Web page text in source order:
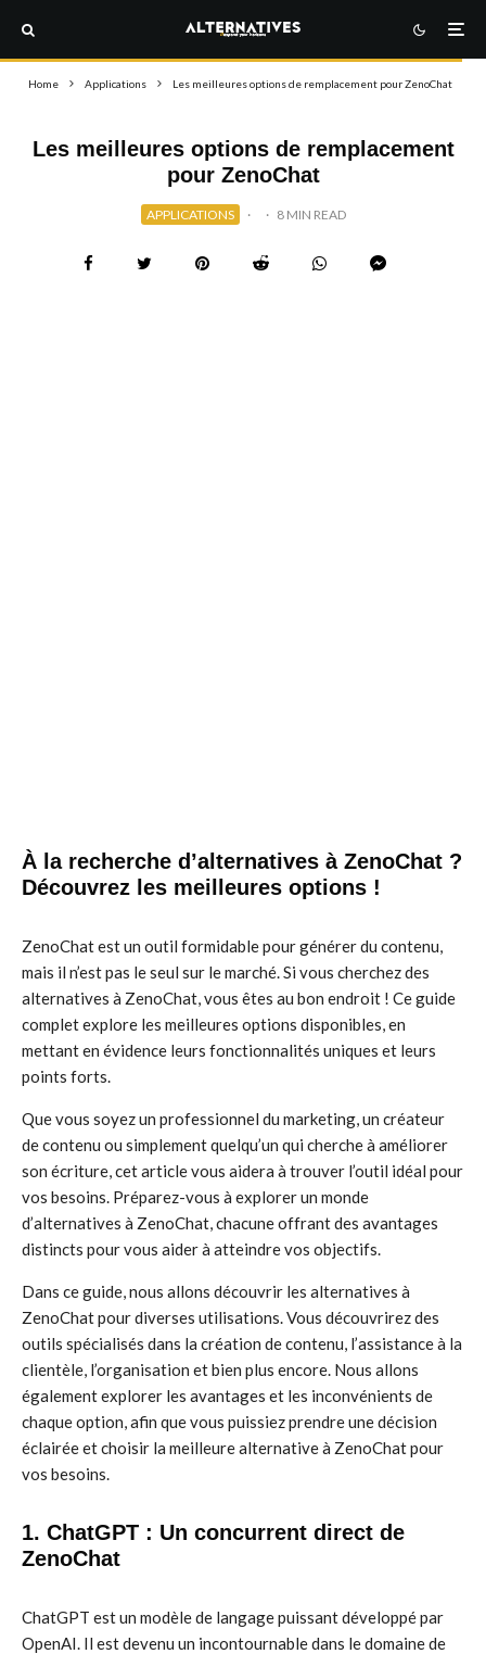
Home Applications Les meilleures options de remplacement pour ZenoChat
Les meilleures options de remplacement
pour ZenoChat
APPLICATIONS · · 8 MIN READ
À la recherche d’alternatives à ZenoChat ?
Découvrez les meilleures options !
ZenoChat est un outil formidable pour générer du contenu,
mais il n’est pas le seul sur le marché. Si vous cherchez des
alternatives à ZenoChat, vous êtes au bon endroit ! Ce guide
complet explore les meilleures options disponibles, en
mettant en évidence leurs fonctionnalités uniques et leurs
points forts.
Que vous soyez un professionnel du marketing, un créateur
de contenu ou simplement quelqu’un qui cherche à améliorer
son écriture, cet article vous aidera à trouver l’outil idéal pour
vos besoins. Préparez-vous à explorer un monde
d’alternatives à ZenoChat, chacune offrant des avantages
distincts pour vous aider à atteindre vos objectifs.
Dans ce guide, nous allons découvrir les alternatives à
ZenoChat pour diverses utilisations. Vous découvrirez des
outils spécialisés dans la création de contenu, l’assistance à la
clientèle, l’organisation et bien plus encore. Nous allons
également explorer les avantages et les inconvénients de
chaque option, afin que vous puissiez prendre une décision
éclairée et choisir la meilleure alternative à ZenoChat pour
vos besoins.
1. ChatGPT : Un concurrent direct de
ZenoChat
ChatGPT est un modèle de langage puissant développé par
OpenAI. Il est devenu un incontournable dans le domaine de